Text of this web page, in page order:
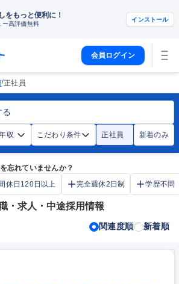
をもっと便利に！
ー高評価無料
インストール
会員ログイン
/正社員
収 こだわり条件 正社員 新着のみ
忘れていませんか？
休日120日以上 完全週休2日制 学歴不問
・求人・中途採用情報
関連度順 新着順